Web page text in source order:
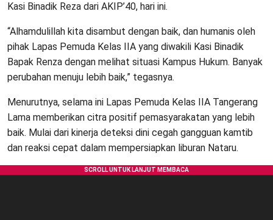
Kasi Binadik Reza dari AKIP’40, hari ini.
“Alhamdulillah kita disambut dengan baik, dan humanis oleh
pihak Lapas Pemuda Kelas IIA yang diwakili Kasi Binadik
Bapak Renza dengan melihat situasi Kampus Hukum. Banyak
perubahan menuju lebih baik,” tegasnya.
Menurutnya, selama ini Lapas Pemuda Kelas IIA Tangerang
Lama memberikan citra positif pemasyarakatan yang lebih
baik. Mulai dari kinerja deteksi dini cegah gangguan kamtib
dan reaksi cepat dalam mempersiapkan liburan Nataru.